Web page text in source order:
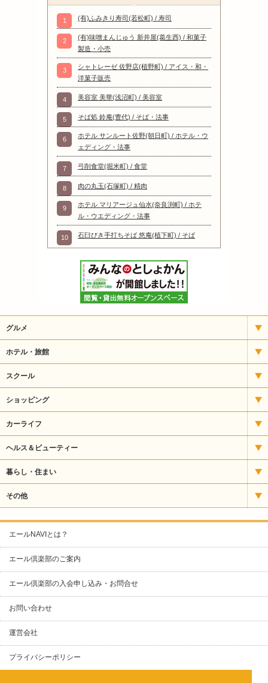
1 (有)ふみきり寿司(若松町) / 寿司
2
(有)味噌まんじゅう 新井屋(葛生西) / 和菓子
製造・小売
3
シャトレーゼ 佐野店(植野町) / アイス・和・
洋菓子販売
4 美容室 美華(浅沼町) / 美容室
5 そば処 鈴庵(豊代) / そば・法事
6
ホテル サンルート佐野(朝日町) / ホテル・ウ
ェディング・法事
7 弓削食堂(堀米町) / 食堂
8 肉の丸玉(石塚町) / 精肉
9
ホテル マリアージュ仙水(奈良渕町) / ホテ
ル・ウエディング・法事
10 石臼びき手打ちそば 悠庵(植下町) / そば
グルメ
イタリアン
いもフライ
うどん・そば
うなぎ
お好み焼・焼きそば
カフェ・喫茶
クレープ
スナック・パブ
その他（グルメ）
ナイトクラブ
バー
パン
ラーメン
ホテル・旅館
宿泊
スクール
アート
パソコンスクール
バレエ・ダンス
パン教室
塾・予備校
ショッピング
CD・楽器
ギフト
スポーツ用品
その他食品
寝具・タオル
文具・事務用品
書籍
眼鏡・時計・アクセサリー
カーライフ
タイヤ販売
自動車整備
自動車販売・修理
ヘルス＆ビューティー
エステ
サプリメント
整骨・接骨
理容・美容室
暮らし・住まい
ガス
クリーニング
リフォーム・塗装
不動産
保険
写真
その他
カラオケ
人材派遣
印刷
新聞販売
エールNAVIとは？
エール倶楽部のご案内
エール倶楽部の入会申し込み・お問合せ
お問い合わせ
運営会社
プライバシーポリシー